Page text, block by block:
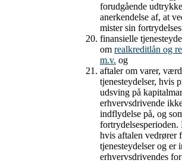
forudgående
anerkendelse af, at
mister sin
finansielle
om realkreditlån og
m.v. og
aftaler om varer,
tjenesteydelser, hvis
udsving på
erhvervsdrivende
indflydelse på, og
hvis aftalen vedrører
tjenesteydelser og er
erhvervsdrivendes